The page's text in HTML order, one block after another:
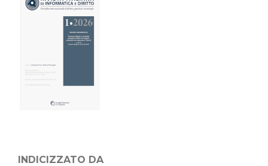
INDICIZZATO DA